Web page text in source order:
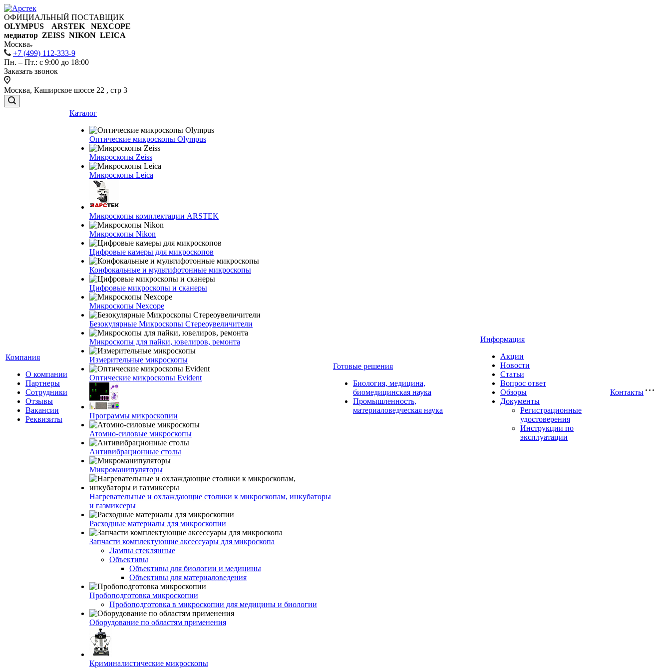
ОФИЦИАЛЬНЫЙ ПОСТАВЩИК
OLYMPUS ARSTEK NEXCOPE
медиатор ZEISS NIKON LEICA
Москва
+7 (499) 112-333-9
Пн. – Пт.: с 9:00 до 18:00
Заказать звонок
Москва, Каширское шоссе 22 , стр 3
Компания
О компании
Партнеры
Сотрудники
Отзывы
Вакансии
Реквизиты
Каталог
Оптические микроскопы Olympus
Микроскопы Zeiss
Микроскопы Leica
Микроскопы комплектации ARSTEK
Микроскопы Nikon
Цифровые камеры для микроскопов
Конфокальные и мультифотонные микроскопы
Цифровые микроскопы и сканеры
Микроскопы Nexcope
Безокулярные Микроскопы Стереоувеличители
Микроскопы для пайки, ювелиров, ремонта
Измерительные микроскопы
Оптические микроскопы Evident
Программы микроскопии
Атомно-силовые микроскопы
Антивибрационные столы
Микроманипуляторы
Нагревательные и охлаждающие столики к микроскопам, инкубаторы
и газмиксеры
Расходные материалы для микроскопии
Запчасти комплектующие аксессуары для микроскопа
Лампы стеклянные
Объективы
Объективы для биологии и медицины
Объективы для материаловедения
Пробоподготовка микроскопии
Пробоподготовка в микроскопии для медицины и биологии
Оборудование по областям применения
Криминалистические микроскопы
Готовые решения
Биология, медицина,
биомедицинская наука
Промышленность,
материаловедческая наука
Информация
Акции
Новости
Статьи
Вопрос ответ
Обзоры
Документы
Регистрационные
удостоверения
Инструкции по
эксплуатации
Контакты